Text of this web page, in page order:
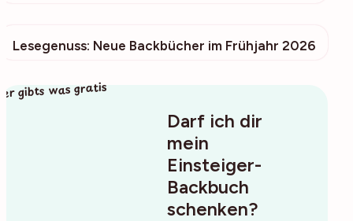
176
Lesegenuss: Neue Backbücher im Frühjahr 2026
Darf ich dir
mein
Einsteiger-
Backbuch
schenken?
gibts was gratis